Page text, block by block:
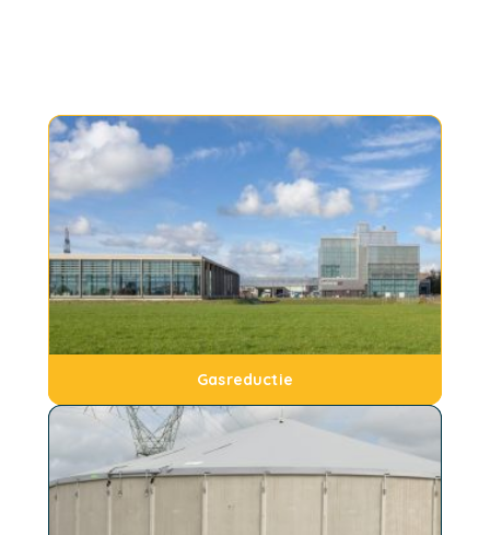
Gasreductie
Gasreductie
Onze productielocatie heeft nu nog gas nodig, hier
willen wij vanaf stappen.
Door slim om te gaan met pieken, restwarmte en
elektrificeren, besparen we, in de tussentijd, elk jaar
steeds meer.
Waterzuivering